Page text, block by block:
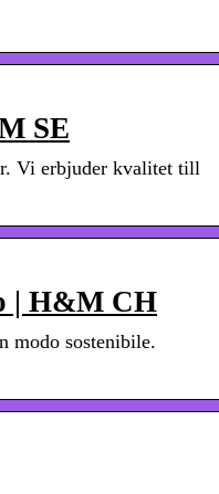
SE
Vi erbjuder kvalitet till
| H&M CH
modo sostenibile.